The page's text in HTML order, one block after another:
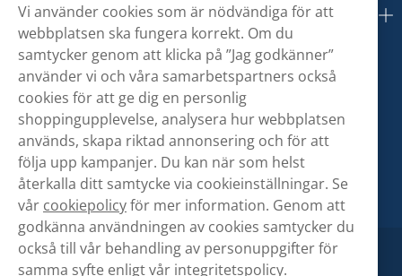
Om oss
Vi använder cookies som är nödvändiga för att
webbplatsen ska fungera korrekt. Om du
samtycker genom att klicka på ”Jag godkänner”
använder vi och våra samarbetspartners också
cookies för att ge dig en personlig
shoppingupplevelse, analysera hur webbplatsen
används, skapa riktad annonsering och för att
följa upp kampanjer. Du kan när som helst
återkalla ditt samtycke via cookieinställningar. Se
vår cookiepolicyför mer information. Genom att
godkänna användningen av cookies samtycker du
också till vår behandling av personuppgifter för
samma syfte enligt vår integritetspolicy.